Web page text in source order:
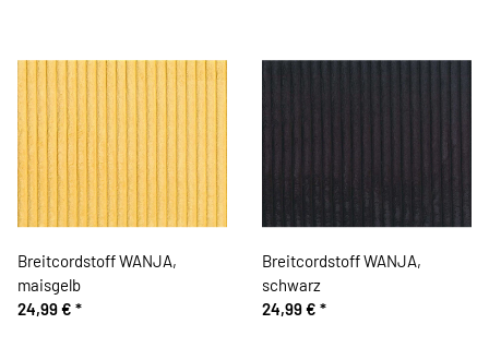
Breitcordstoff WANJA,
maisgelb
24,99 € *
Breitcordstoff WANJA,
schwarz
24,99 € *